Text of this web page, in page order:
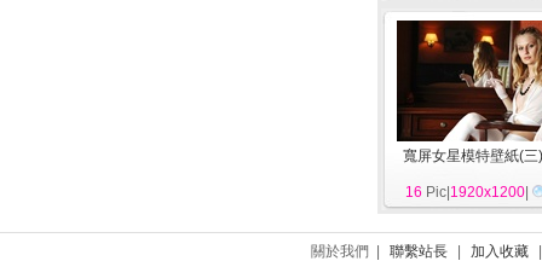
寬屏女星模特壁紙(三
16 Pic| 1920x1200
關於我們 | 聯繫站長 加入收藏